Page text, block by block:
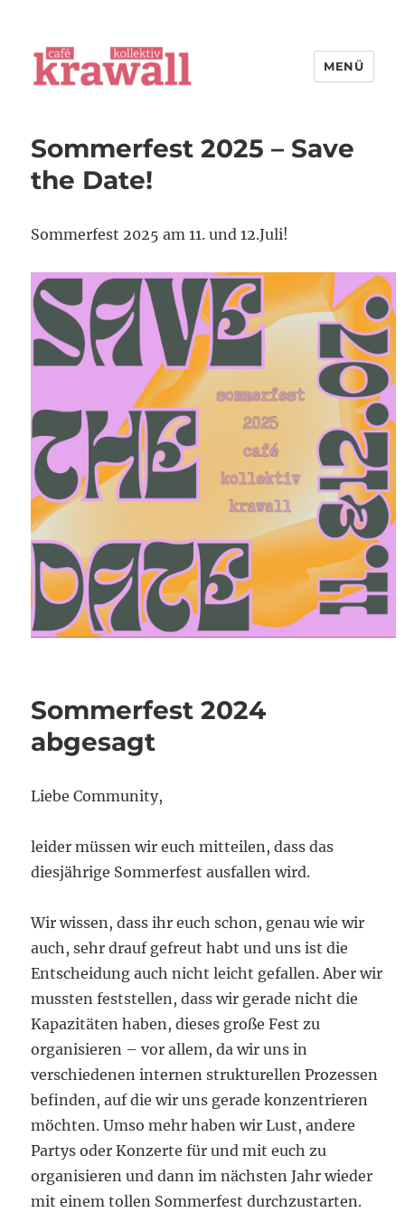
MENÜ
NewsSommerfest 2025 – Save
the Date!
Sommerfest 2025 am 11. und 12.Juli!
Sommerfest 2024
abgesagt
Liebe Community,
leider müssen wir euch mitteilen, dass das
diesjährige Sommerfest ausfallen wird.
Wir wissen, dass ihr euch schon, genau wie wir
auch, sehr drauf gefreut habt und uns ist die
Entscheidung auch nicht leicht gefallen. Aber wir
mussten feststellen, dass wir gerade nicht die
Kapazitäten haben, dieses große Fest zu
organisieren – vor allem, da wir uns in
verschiedenen internen strukturellen Prozessen
befinden, auf die wir uns gerade konzentrieren
möchten. Umso mehr haben wir Lust, andere
Partys oder Konzerte für und mit euch zu
organisieren und dann im nächsten Jahr wieder
mit einem tollen Sommerfest durchzustarten.